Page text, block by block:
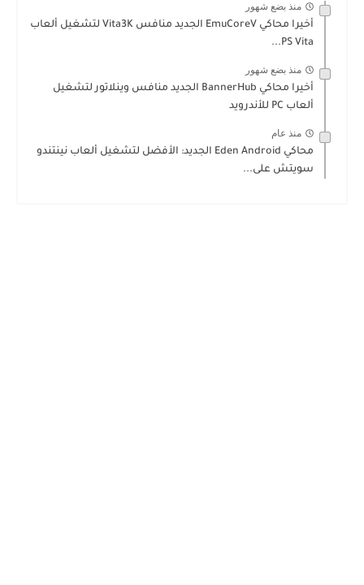
منذ بضع شهور
أخيرا محاكي EmuCoreV الجديد منافس Vita3K لتشغيل ألعاب
PS Vita...
منذ بضع شهور
أخيرا محاكي BannerHub الجديد منافس وينلاتور لتشغيل
ألعاب PC للأندرويد
منذ عام
محاكي Eden Android الجديد: الأفضل لتشغيل ألعاب نينتندو
سويتش على...